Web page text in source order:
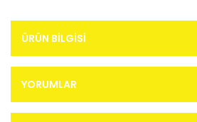
ÜRÜN BILGISI
YORUMLAR